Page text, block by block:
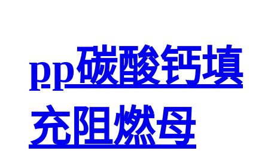
pp碳酸钙填
充阻燃母